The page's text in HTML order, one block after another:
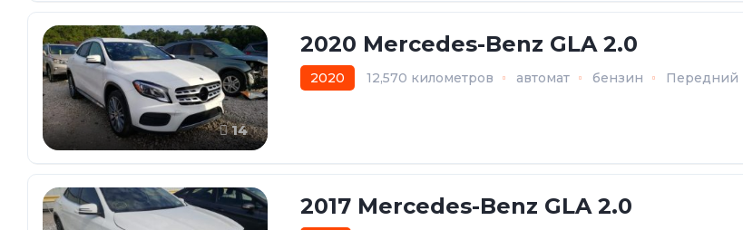
14
2020 Mercedes-Benz GLA 2.0
2020 12,570 километров автомат бензин Передний
2017 Mercedes-Benz GLA 2.0